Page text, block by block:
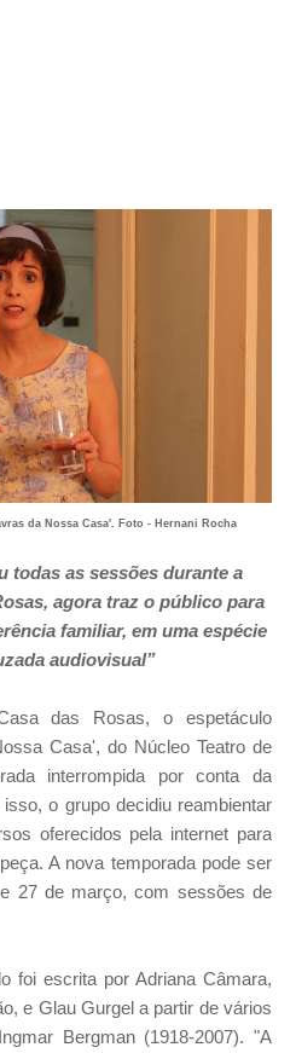
da Nossa Casa'. Foto - Hernani Rocha
todas as sessões durante a
agora traz o público para
familiar, em uma espécie
audiovisual”
das Rosas, o espetáculo
Casa', do Núcleo Teatro de
interrompida por conta da
o grupo decidiu reambientar
oferecidos pela internet para
A nova temporada pode ser
27 de março, com sessões de
foi escrita por Adriana Câmara,
e Glau Gurgel a partir de vários
Bergman (1918-2007). "A